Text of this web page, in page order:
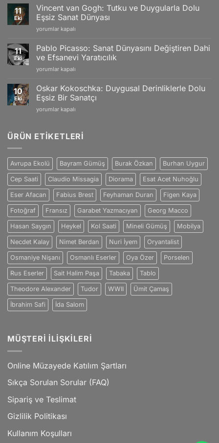
Editions
and
Swiss
Craftsmanship
İzlenimciliğin
Gücü
ve
Doğanın
Yansımaları
için
11
Eki
Vincent van Gogh: Tutku ve Duygularla Dolu
Eşsiz Sanat Dünyası
Vincent
Gogh:
Tutku
ve
Duygularla
Eşsiz
Sanat
Dünyası
için
yorumlar kapalı
11
Eki
Pablo Picasso: Sanat Dünyasını Değiştiren Dahi
ve Efsanevi Yaratıcılık
Pablo
Sanat
Dünyasını
Değiştiren
Dahi
Yaratıcılık
yorumlar kapalı
10
Eki
Oskar Kokoschka: Duygusal Derinliklerle Dolu
Eşsiz Bir Sanatçı
Oskar
Derinliklerle
Bir
Sanatçı
için
yorumlar kapalı
ÜRÜN ETIKETLERI
Avrupa Ekolü Bayram Gümüş Burak Özkan Burhan Uygur
Cep Saati Claudio Missagia Diorama Esat Acet Nuhoğlu
Eser Afacan Fabius Brest Feyhaman Duran Figen Kaya
Fotoğraf Fransız Garabet Yazmacıyan Georg Macco
Hasan Saygın Heykel Kol Saati Mineli Gümüş Mobilya
Necdet Kalay Nimet Berdan Nuri İyem Oryantalist
Osmaniye Nişanı Osmanlı Eserler Oya Özer Porselen
Rus Eserler Sait Halim Paşa Tabaka Tablo
Theodore Alexander Tudor WWII Ümit Çamaş
İbrahim Safi İda Salom
MÜŞTERI İLIŞKILERI
Online Müzayede Katılım Şartları
Sıkça Sorulan Sorular (FAQ)
Sipariş ve Teslimat
Gizlilik Politikası
Kullanım Koşulları